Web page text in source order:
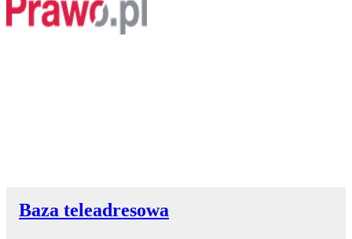
Baza teleadresowa